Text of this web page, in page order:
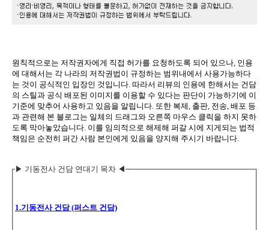
원칙적으로는 저작권자에게 직접 허가를 요청하도록 되어 있으나, 인용
에 대해서는 각 나라의 저작권법이 규정하는 범위내에서 사용가능하다
는 것이 공식적인 입장인 것입니다. 따라서 리뷰의 인용에 한해서는 건담
의 스틸과 공식 배포된 이미지를 이용할 수 있다는 판단이 가능하기에 이
기준에 맞추어 사용하고 있음을 알립니다. 또한 복제, 출판, 전송, 배포 등
과 관련해 본 블로그는 일체의 드래그와 오른쪽 마우스 클릭을 하지 못하
도록 막아놓았습니다. 이를 임의적으로 해제해 퍼갈 시에 지게되는 법적
책임은 순전히 퍼간 사람 본인에게 있음을 양지해 주시기 바랍니다.
▶ 기동전사 건담 연대기 목차 ◀
1.기동전사 건담 (퍼스트 건담)